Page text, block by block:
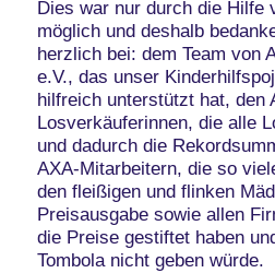
Dies war nur durch die Hilfe
möglich und deshalb
herzlich bei: dem Team von
e.V., das unser
hilfreich unterstützt hat, den
Losverkäuferinnen, die alle
und dadurch die
AXA-Mitarbeitern, die so
den fleißigen und flinken
Preisausgabe sowie allen
die Preise gestiftet haben
Tombola nicht geben würde.